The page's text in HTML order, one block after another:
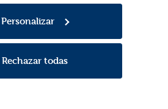
Personalizar
Rechazar todas